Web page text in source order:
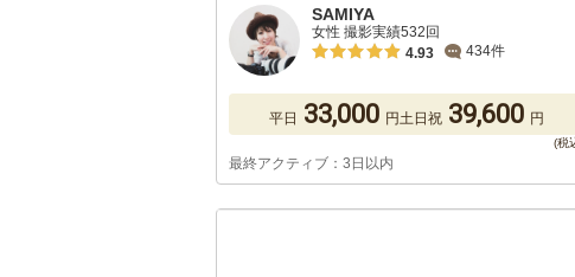
SAMIYA
女性 撮影実績532回
4.93
434件
平日 33,000 円土日祝 39,600 円
最終アクティブ：3日以内